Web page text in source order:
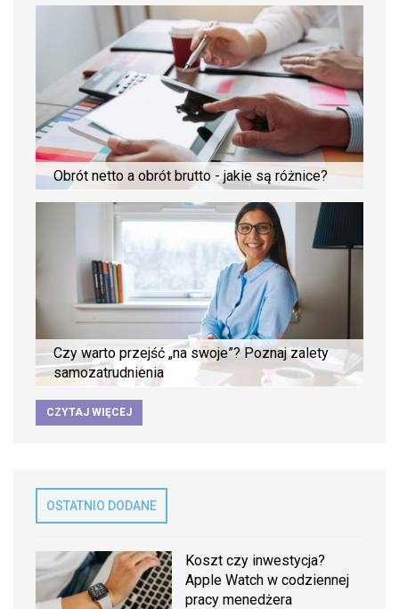
Obrót netto a obrót brutto - jakie są różnice?
Czy warto przejść „na swoje”? Poznaj zalety
samozatrudnienia
CZYTAJ WIĘCEJ
OSTATNIO DODANE
Koszt czy inwestycja?
Apple Watch w codziennej
pracy menedżera